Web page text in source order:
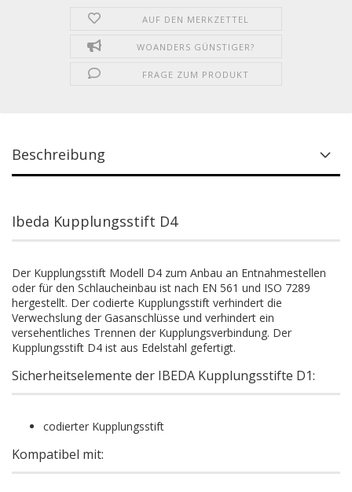
AUF DEN MERKZETTEL
WOANDERS GÜNSTIGER?
FRAGE ZUM PRODUKT
Beschreibung
Ibeda Kupplungsstift D4
Der Kupplungsstift Modell D4 zum Anbau an Entnahmestellen
oder für den Schlaucheinbau ist nach EN 561 und ISO 7289
hergestellt. Der codierte Kupplungsstift verhindert die
Verwechslung der Gasanschlüsse und verhindert ein
versehentliches Trennen der Kupplungsverbindung. Der
Kupplungsstift D4 ist aus Edelstahl gefertigt.
Sicherheitselemente der IBEDA Kupplungsstifte D1:
codierter Kupplungsstift
Kompatibel mit: